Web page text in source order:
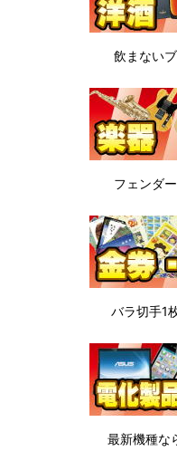
飲まない
フェンダ
バラ切手1
最新機種な